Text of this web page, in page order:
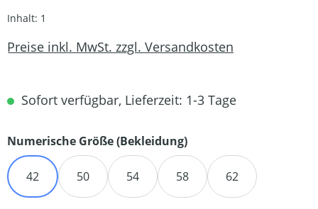
Inhalt: 1
Preise inkl. MwSt. zzgl. Versandkosten
Sofort verfügbar, Lieferzeit: 1-3 Tage
Numerische Größe (Bekleidung)auswählen
42 50 54 58 62